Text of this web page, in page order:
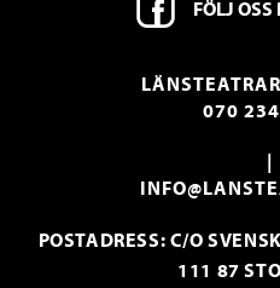
FÖLJ OSS
070
|
POSTADRESS: C/O
111 87